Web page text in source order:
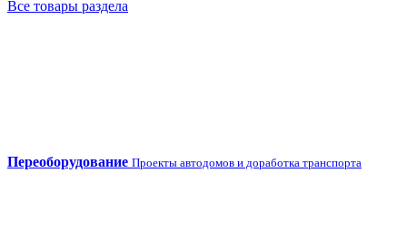
Все товары раздела
Переоборудование Проекты автодомов и доработка транспорта